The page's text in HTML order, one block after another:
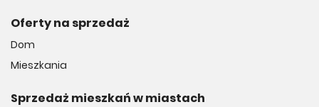
Oferty na sprzedaż
Dom
Mieszkania
Sprzedaż mieszkań w miastach